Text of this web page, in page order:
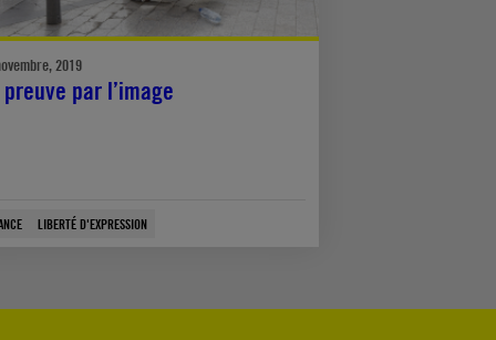
2019
par l’image
LIBERTÉ D'EXPRESSION